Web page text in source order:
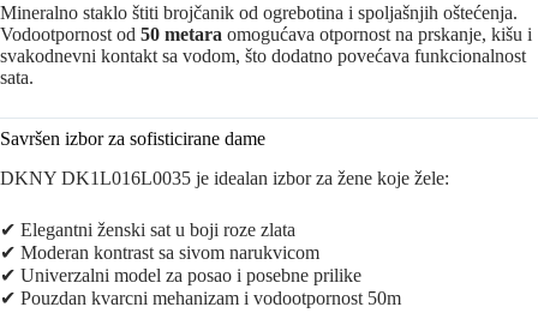
Mineralno staklo štiti brojčanik od ogrebotina i spoljašnjih oštećenja.
Vodootpornost od 50 metara omogućava otpornost na prskanje, kišu i
svakodnevni kontakt sa vodom, što dodatno povećava funkcionalnost
sata.
Savršen izbor za sofisticirane dame
DKNY DK1L016L0035 je idealan izbor za žene koje žele:
✔ Elegantni ženski sat u boji roze zlata
✔ Moderan kontrast sa sivom narukvicom
✔ Univerzalni model za posao i posebne prilike
✔ Pouzdan kvarcni mehanizam i vodootpornost 50m